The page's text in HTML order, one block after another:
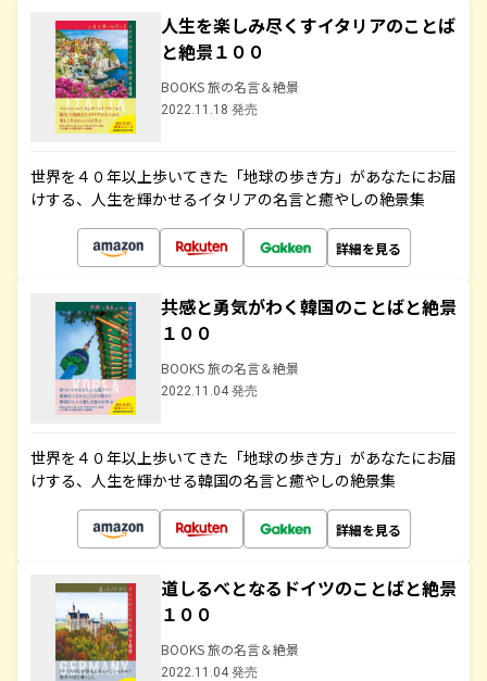
人生を楽しみ尽くすイタリアのことば
と絶景１００
BOOKS 旅の名言＆絶景
2022.11.18 発売
世界を４０年以上歩いてきた「地球の歩き方」があなたにお届
けする、人生を輝かせるイタリアの名言と癒やしの絶景集
詳細を見る
共感と勇気がわく韓国のことばと絶景
１００
BOOKS 旅の名言＆絶景
2022.11.04 発売
世界を４０年以上歩いてきた「地球の歩き方」があなたにお届
けする、人生を輝かせる韓国の名言と癒やしの絶景集
詳細を見る
道しるべとなるドイツのことばと絶景
１００
BOOKS 旅の名言＆絶景
2022.11.04 発売